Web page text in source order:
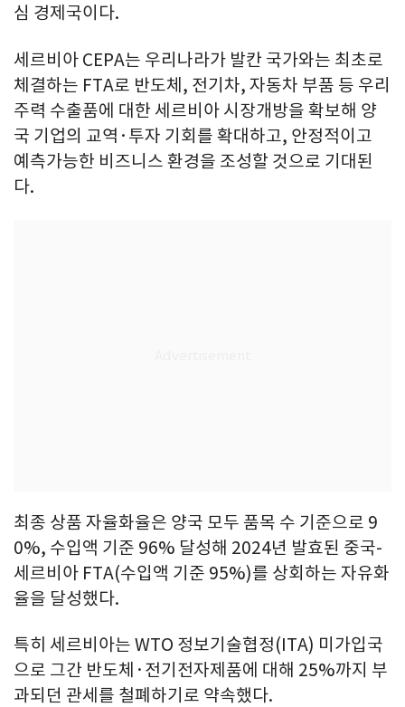
심 경제국이다.
세르비아 CEPA는 우리나라가 발칸 국가와는 최초로
체결하는 FTA로 반도체, 전기차, 자동차 부품 등 우리
주력 수출품에 대한 세르비아 시장개방을 확보해 양
국 기업의 교역·투자 기회를 확대하고, 안정적이고
예측가능한 비즈니스 환경을 조성할 것으로 기대된
다.
최종 상품 자율화율은 양국 모두 품목 수 기준으로 9
0%, 수입액 기준 96% 달성해 2024년 발효된 중국-
세르비아 FTA(수입액 기준 95%)를 상회하는 자유화
율을 달성했다.
특히 세르비아는 WTO 정보기술협정(ITA) 미가입국
으로 그간 반도체·전기전자제품에 대해 25%까지 부
과되던 관세를 철폐하기로 약속했다.